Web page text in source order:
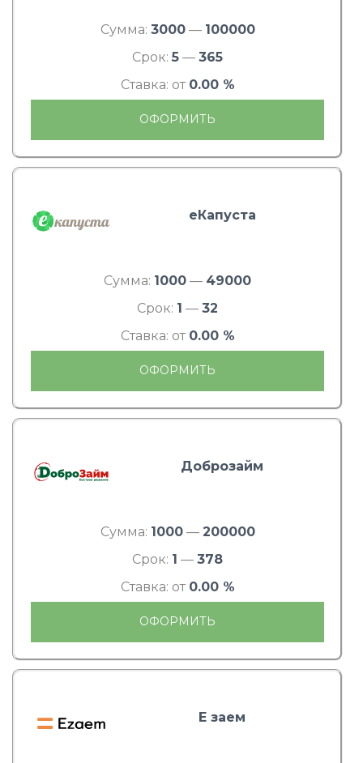
Сумма: 3000— 100000
Срок: 5 — 365
Ставка: от 0.00 %
ОФОРМИТЬ
еКапуста
Сумма: 1000 — 49000
Срок: 1 — 32
Ставка: от 0.00 %
ОФОРМИТЬ
Доброзайм
Сумма: 1000— 200000
Срок: 1 — 378
Ставка: от 0.00 %
ОФОРМИТЬ
Е заем